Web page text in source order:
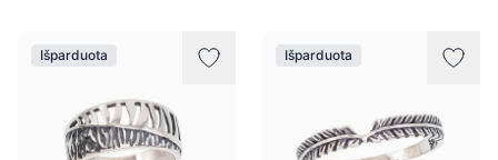
Išparduota Išparduota